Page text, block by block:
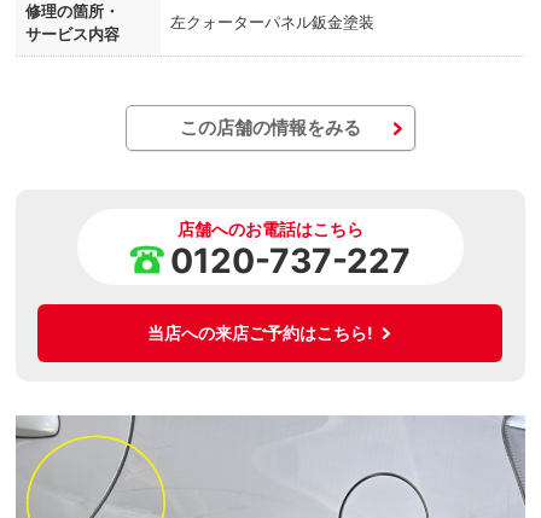
修理の箇所・
サービス内容
左クォーターパネル鈑金塗装
この店舗の情報をみる
店舗へのお電話はこちら
0120-737-227
当店への来店ご予約はこちら!